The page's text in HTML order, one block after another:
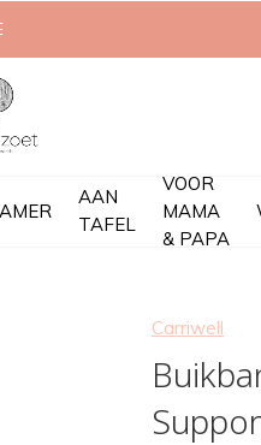
AAN
TAFEL
VOOR
MAMA
& PAPA
Carriwell